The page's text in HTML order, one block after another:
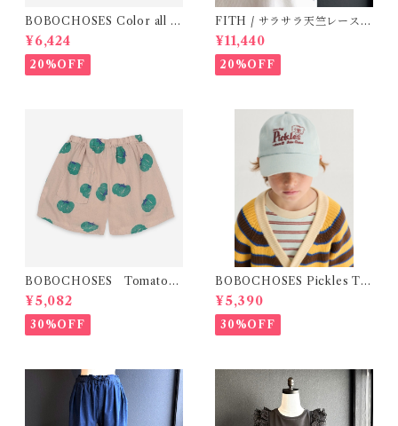
BOBOCHOSES Color all o
ver T-shirt / 2-6y
¥6,424
20%OFF
FITH / サラサラ天竺レースT
シャツ (White) / 145・155
¥11,440
20%OFF
BOBOCHOSES Tomatoes
All Over Woven Shorts
¥5,082
30%OFF
BOBOCHOSES Pickles Th
e dog denim cap / 52,54
¥5,390
30%OFF